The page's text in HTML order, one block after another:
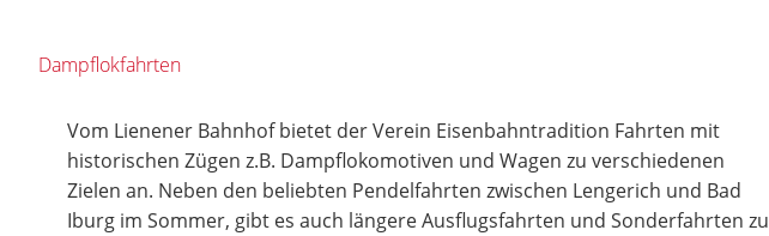
Dampflokfahrten
Vom Lienener Bahnhof bietet der Verein Eisenbahntradition Fahrten mit
historischen Zügen z.B. Dampflokomotiven und Wagen zu verschiedenen
Zielen an. Neben den beliebten Pendelfahrten zwischen Lengerich und Bad
Iburg im Sommer, gibt es auch längere Ausflugsfahrten und Sonderfahrten zu